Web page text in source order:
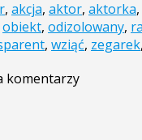
, akcja, aktor, aktorka,
obiekt, odizolowany,
, wziąć, zegarek,
komentarzy